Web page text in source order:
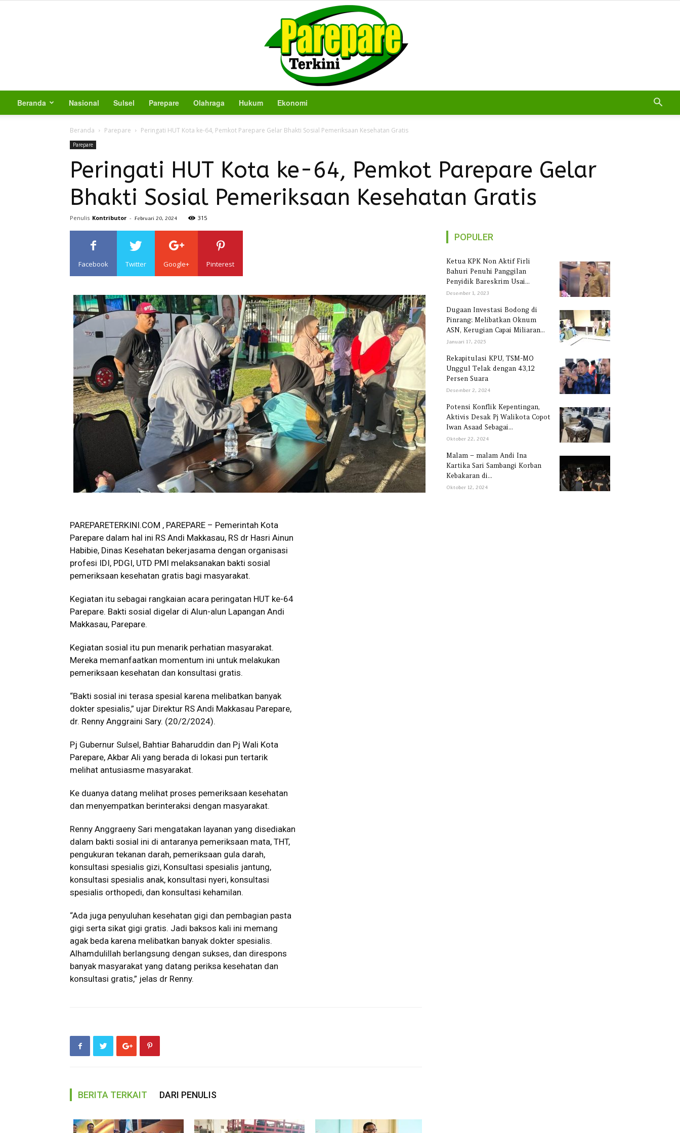
Terkini
Sulawesi
Beranda Nasional Sulsel Parepare Olahraga Hukum Ekonomi
Beranda Parepare Peringati HUT Kota ke-64, Pemkot Parepare Gelar Bhakti Sosial Pemeriksaan Kesehatan Gratis
Parepare
Peringati HUT Kota ke-64, Pemkot Parepare Gelar
Bhakti Sosial Pemeriksaan Kesehatan Gratis
Penulis Kontributor - Februari 20, 2024 315
Facebook Twitter Google+ Pinterest
PAREPARETERKINI.COM , PAREPARE – Pemerintah Kota
Parepare dalam hal ini RS Andi Makkasau, RS dr Hasri Ainun
Habibie, Dinas Kesehatan bekerjasama dengan organisasi
profesi IDI, PDGI, UTD PMI melaksanakan bakti sosial
pemeriksaan kesehatan gratis bagi masyarakat.
Kegiatan itu sebagai rangkaian acara peringatan HUT ke-64
Parepare. Bakti sosial digelar di Alun-alun Lapangan Andi
Makkasau, Parepare.
Kegiatan sosial itu pun menarik perhatian masyarakat.
Mereka memanfaatkan momentum ini untuk melakukan
pemeriksaan kesehatan dan konsultasi gratis.
“Bakti sosial ini terasa spesial karena melibatkan banyak
dokter spesialis,” ujar Direktur RS Andi Makkasau Parepare,
dr. Renny Anggraini Sary. (20/2/2024).
Pj Gubernur Sulsel, Bahtiar Baharuddin dan Pj Wali Kota
Parepare, Akbar Ali yang berada di lokasi pun tertarik
melihat antusiasme masyarakat.
Ke duanya datang melihat proses pemeriksaan kesehatan
dan menyempatkan berinteraksi dengan masyarakat.
Renny Anggraeny Sari mengatakan layanan yang disediakan
dalam bakti sosial ini di antaranya pemeriksaan mata, THT,
pengukuran tekanan darah, pemeriksaan gula darah,
konsultasi spesialis gizi, Konsultasi spesialis jantung,
konsultasi spesialis anak, konsultasi nyeri, konsultasi
spesialis orthopedi, dan konsultasi kehamilan.
“Ada juga penyuluhan kesehatan gigi dan pembagian pasta
gigi serta sikat gigi gratis. Jadi baksos kali ini memang
agak beda karena melibatkan banyak dokter spesialis.
Alhamdulillah berlangsung dengan sukses, dan direspons
banyak masyarakat yang datang periksa kesehatan dan
konsultasi gratis,” jelas dr Renny.
BERITA TERKAIT DARI PENULIS
POPULER
Ketua KPK Non Aktif Firli
Bahuri Penuhi Panggilan
Penyidik Bareskrim Usai...
Desember 1, 2023
Dugaan Investasi Bodong di
Pinrang: Melibatkan Oknum
ASN, Kerugian Capai Miliaran...
Januari 17, 2025
Rekapitulasi KPU, TSM-MO
Unggul Telak dengan 43,12
Persen Suara
Desember 2, 2024
Potensi Konflik Kepentingan,
Aktivis Desak Pj Walikota Copot
Iwan Asaad Sebagai...
Oktober 22, 2024
Malam – malam Andi Ina
Kartika Sari Sambangi Korban
Kebakaran di...
Oktober 12, 2024